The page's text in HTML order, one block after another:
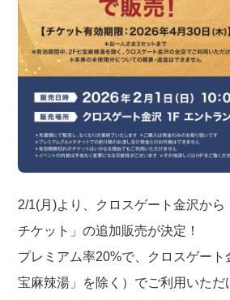
2/1(月)より、クロスゲート金沢から
チケット」の追加販売が決定！
プレミアム率20%で、クロスゲー
宝麻辣湯」を除く）でご利用いただ